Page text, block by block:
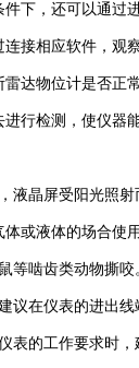
下，还可以通过
接相应软件，
达物位计是否正常
行检测，使仪器
液晶屏受阳光照
或液体的场合使
等啮齿类动物撕咬
在仪表的进出线
的工作要求时，